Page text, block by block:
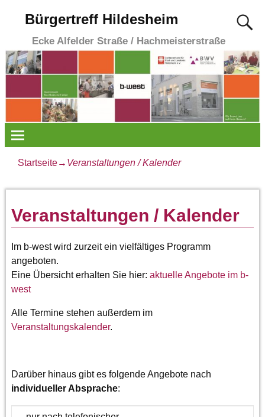
Bürgertreff Hildesheim
Ecke Alfelder Straße / Hachmeisterstraße
Startseite→ Veranstaltungen / Kalender
Veranstaltungen / Kalender
Im b-west wird zurzeit ein vielfältiges Programm
angeboten.
Eine Übersicht erhalten Sie hier: aktuelle Angebote im b-
west
Alle Termine stehen außerdem im
Veranstaltungskalender.
Darüber hinaus gibt es folgende Angebote nach
individueller Absprache: